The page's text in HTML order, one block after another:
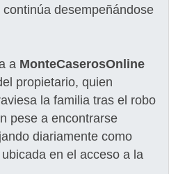
desempeñándose
a MonteCaserosOnline
propietario, quien
la familia tras el robo
pese a encontrarse
diariamente como
en el acceso a la